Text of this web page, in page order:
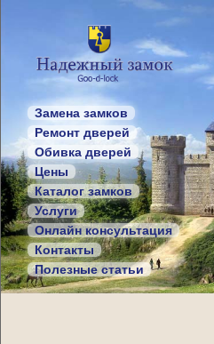
Замена замков
Ремонт дверей
Обивка дверей
Цены
Каталог замков
Услуги
Онлайн консультация
Контакты
Полезные статьи